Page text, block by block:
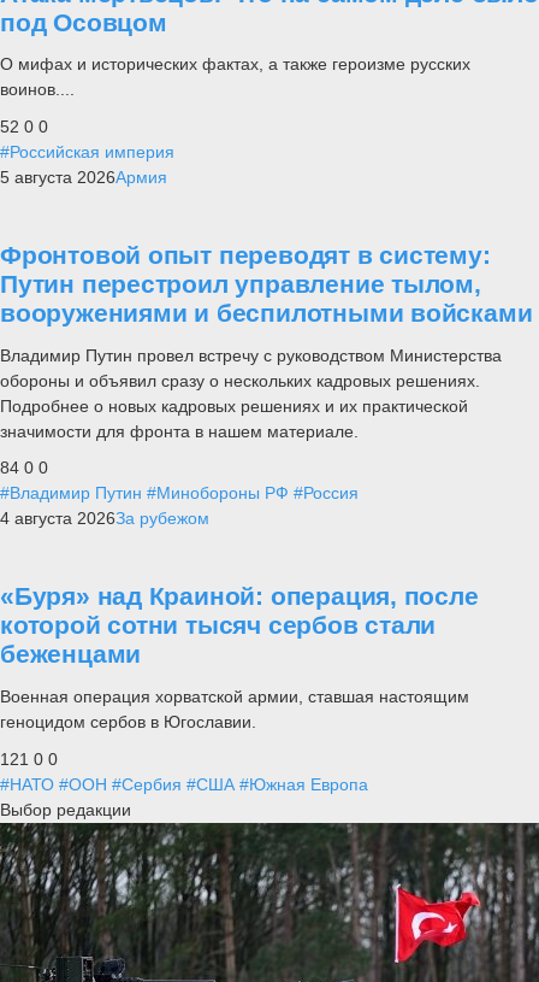
под Осовцом
О мифах и исторических фактах, а также героизме русских
воинов....
52 0 0
#Российская империя
5 августа 2026Армия
Фронтовой опыт переводят в систему:
Путин перестроил управление тылом,
вооружениями и беспилотными войсками
Владимир Путин провел встречу с руководством Министерства
обороны и объявил сразу о нескольких кадровых решениях.
Подробнее о новых кадровых решениях и их практической
значимости для фронта в нашем материале.
84 0 0
#Владимир Путин #Минобороны РФ #Россия
4 августа 2026За рубежом
«Буря» над Краиной: операция, после
которой сотни тысяч сербов стали
беженцами
Военная операция хорватской армии, ставшая настоящим
геноцидом сербов в Югославии.
121 0 0
#НАТО #ООН #Сербия #США #Южная Европа
Выбор редакции